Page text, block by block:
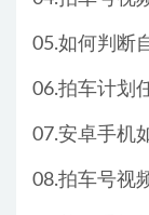
05.如何判断
06.拍车计划
07.安卓手机
08.拍车号视